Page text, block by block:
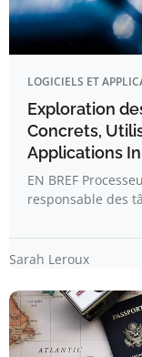
LOGICIELS ET
Exploration
Concrets,
Applications
EN BREF
responsable des
Sarah Leroux